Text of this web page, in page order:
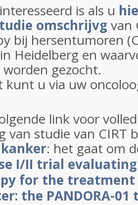
is als u
omschrijvg van
bij hersentumoren
Heidelberg en
gezocht.
kunt u via uw
link voor
van studie van CIRT
: het gaat om
I/II trial
for the
the PANDORA-01